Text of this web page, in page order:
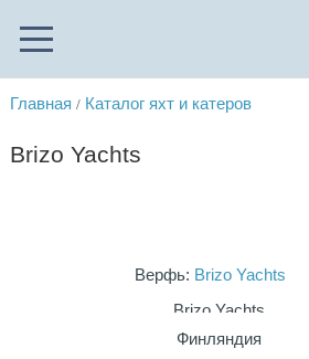
Главная / Каталог яхт и катеров
Brizo Yachts
Верфь: Brizo Yachts
Финляндия